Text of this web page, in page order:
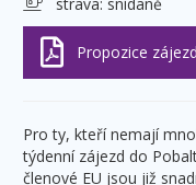
Pro ty, kteří nemají
týdenní zájezd do
členové EU jsou již